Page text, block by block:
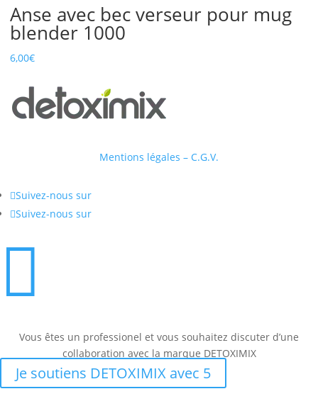
Anse avec bec verseur pour mug
blender 1000
6,00€
Mentions légales – C.G.V.
Suivez-nous sur
Suivez-nous sur

Vous êtes un professionel et vous souhaitez discuter d’une
collaboration avec la marque DETOXIMIX
Je soutiens DETOXIMIX avec 5